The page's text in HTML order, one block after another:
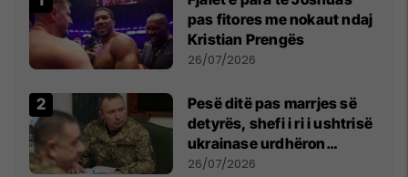
pas fitores me nokaut ndaj
Kristian Prengës
26/07/2026
Pesë ditë pas marrjes së
detyrës, shefi i ri i ushtrisë
ukrainase urdhëron
kontroll të madh
26/07/2026